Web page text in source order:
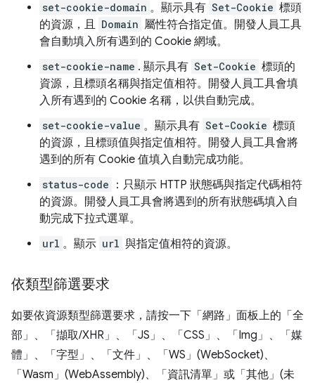
set-cookie-domain 。顯示具有 Set-Cookie 標頭
的資源，且 Domain 屬性符合指定值。開發人員工具
會自動填入所有遇到的 Cookie 網域。
set-cookie-name . 顯示具有 Set-Cookie 標頭的
資源，且標頭名稱與指定值相符。開發人員工具會填
入所有遇到的 Cookie 名稱，以供自動完成。
set-cookie-value 。顯示具有 Set-Cookie 標頭
的資源，且標頭值與指定值相符。開發人員工具會將
遇到的所有 Cookie 值填入自動完成功能。
status-code
：只顯示 HTTP 狀態碼與指定代碼相符
的資源。開發人員工具會將遇到的所有狀態碼填入自
動完成下拉式選單。
url 。顯示 url 與指定值相符的資源。
依類型篩選要求
如要依資源類型篩選要求，請按一下「網路」 面板上的「全
部」 、「擷取/XHR」 、「JS」 、「CSS」 、「Img」 、「媒
體」 、「字型」 、「文件」 、「WS」(WebSocket)、
「Wasm」(WebAssembly)、「資訊清單」 或「其他」(未